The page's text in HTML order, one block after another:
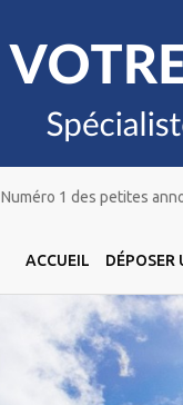
Numéro 1 des petites
ACCUEIL DÉPOSER